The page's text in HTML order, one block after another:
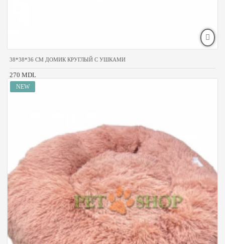
38*38*36 CM ДОМИК КРУГЛЫЙ С УШКАМИ
270 MDL